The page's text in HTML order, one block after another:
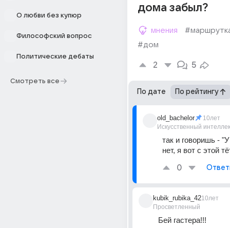
О любви без купюр
Философский вопрос
Политические дебаты
Смотреть все
дома забыл?
мнения
#дом
2 5
По дате По рейтингу
old_bachelor
Искусственный
10лет
так и говоришь -
нет, я вот с этой
0
kubik_rubika_42
Просветленный
10лет
Бей гастера!!!